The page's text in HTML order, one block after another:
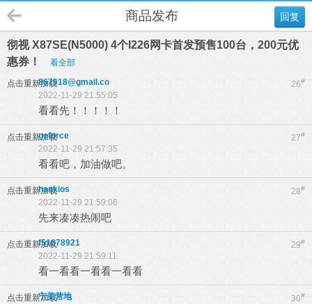
回复
商品发布
彻视 X87SE(N5000) 4个I226网卡首发预售100台，200元优
惠券！
看全部
点击重新加载 26#
867918@gmail.co
2022-11-29 21:55:05
看看先！！！！！
点击重新加载 27#
geforce
2022-11-29 21:57:35
看看吧，加油做吧。
点击重新加载 28#
hankios
2022-11-29 21:59:06
先来凑凑热闹吧
点击重新加载 29#
f51678921
2022-11-29 21:59:11
看一看看一看看一看看
点击重新加载 30#
宁美营地